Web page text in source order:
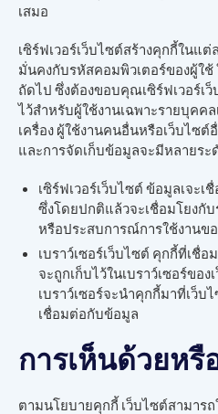
เสมอ
เซิร์ฟเวอร์เว็บไซต์สร้างคุกกี้ในแ
มั่นคงกับรหัสคอมพิวเตอร์ของผู้ใช้
ถัดไป ซึ่งต้องขอบคุณเซิร์ฟเวอร์เ
ไว้สำหรับผู้ใช้งานเฉพาะรายบุคค
เครื่อง ผู้ใช้งานคนอื่นหรือเว็บไซต์
และการจัดเก็บข้อมูลจะมีหลายระ
เซิร์ฟเวอร์เว็บไซต์ ข้อมูลเจะ
ซึ่งโดยปกติแล้วจะเชื่อมโยงกั
หรือประสบการณ์การใช้งานข
เบราว์เซอร์เว็บไซต์ คุกกี้ที่เชื่
จะถูกเก็บไว้ในเบราว์เซอร์ขอ
เบราว์เซอร์จะนำคุกกี้มาที่เว็
เชื่อมต่อกับข้อมูล
การเห็นด้วยหรื
ตามนโยบายคุกกี้ เว็บไซต์สามาร